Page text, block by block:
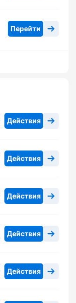
Перейти
Действия
Действия
Действия
Действия
Действия